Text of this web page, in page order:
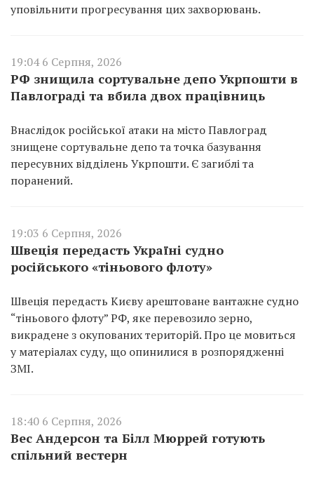
уповільнити прогресування цих захворювань.
19:04 6 Серпня, 2026
РФ знищила сортувальне депо Укрпошти в
Павлограді та вбила двох працівниць
Внаслідок російської атаки на місто Павлоград
знищене сортувальне депо та точка базування
пересувних відділень Укрпошти. Є загиблі та
поранений.
19:03 6 Серпня, 2026
Швеція передасть Україні судно
російського «тіньового флоту»
Швеція передасть Києву арештоване вантажне судно
“тіньового флоту” РФ, яке перевозило зерно,
викрадене з окупованих територій. Про це мовиться
у матеріалах суду, що опинилися в розпорядженні
ЗМІ.
18:40 6 Серпня, 2026
Вес Андерсон та Білл Мюррей готують
спільний вестерн